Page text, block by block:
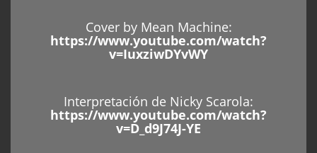
Cover by Mean Machine:
https://www.youtube.com/watch?
v=IuxziwDYvWY
Interpretación de Nicky Scarola:
https://www.youtube.com/watch?
v=D_d9J74J-YE